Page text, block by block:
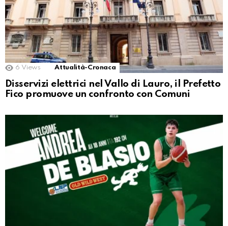
6 Views Attualità-Cronaca
Disservizi elettrici nel Vallo di Lauro, il Prefetto
Fico promuove un confronto con Comuni